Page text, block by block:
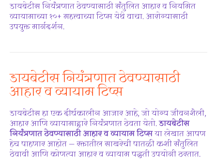
डायबेटीस नियंत्रणात ठेवण्यासाठी संतुलित आहार व नियमित
व्यायामाच्या १०+ महत्त्वाच्या टिप्स येथे वाचा. आरोग्यासाठी
उपयुक्त मार्गदर्शन.
डायबेटीस नियंत्रणात ठेवण्यासाठी
आहार व व्यायाम टिप्स
डायबेटीस हा एक दीर्घकालीन आजार आहे, जो योग्य जीवनशैली,
आहार आणि व्यायामाद्वारे नियंत्रणात ठेवता येतो.डायबेटीस
नियंत्रणात ठेवण्यासाठी आहार व व्यायाम टिप्सया लेखात आपण
हेच पाहणार आहोत — रक्तातील साखरेची पातळी कशी संतुलित
ठेवावी आणि कोणत्या आहार व व्यायाम पद्धती उपयोगी ठरतात.